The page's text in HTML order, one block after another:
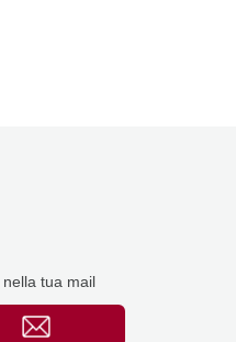
nella tua mail